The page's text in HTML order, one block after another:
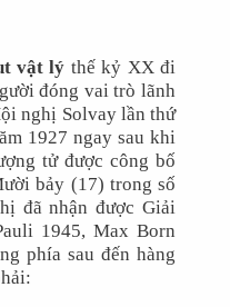
vật lý thế kỷ XX đi
đóng vai trò lãnh
nghị Solvay lần thứ
1927 ngay sau khi
tử được công bố
bảy (17) trong số
đã nhận được Giải
1945, Max Born
phía sau đến hàng